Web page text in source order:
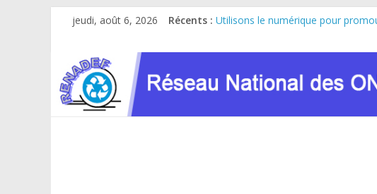
Passerjeudi, août 6, 2026 Récents : Utilisons le numérique pour
RDC : Sous l’impulsion de Marie
Atelier de consultation sur les